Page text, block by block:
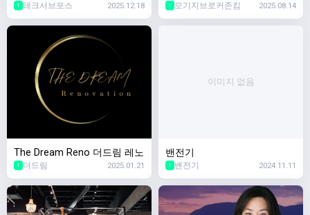
스]
1 테크서브포스 2025.12.18 1 모기지브로커존킴 2025.08.14
The Dream Reno 더드림 레노
1 더드림 2025.01.21
이미지 없음
밴전기
1 밴전기 2024.11.11